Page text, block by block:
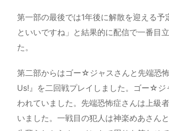
第一部の最後では1年後に解散を迎える
といいですね」と結果的に配信で一番目
た。
第二部からはゴー☆ジャスさんと先端恐
Us!』を二回戦プレイしました。ゴー☆ジ
われていました。先端恐怖症さんは上級
いました。一戦目の犯人は神楽めあさん